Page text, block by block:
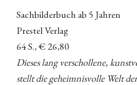
Sachbilderbuch ab 5 Jahren
Prestel Verlag
64 S., € 26,80
Dieses lang verschollene,
stellt die geheimnisvolle Welt